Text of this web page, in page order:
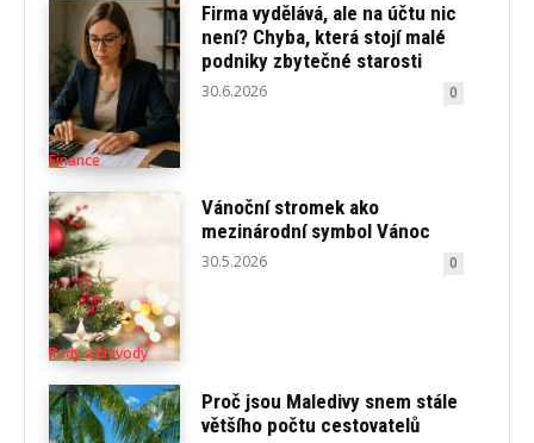
Finance
Firma vydělává, ale na účtu nic
není? Chyba, která stojí malé
podniky zbytečné starosti
30.6.2026 0
Rady a Návody
Vánoční stromek ako
mezinárodní symbol Vánoc
30.5.2026 0
Proč jsou Maledivy snem stále
většího počtu cestovatelů